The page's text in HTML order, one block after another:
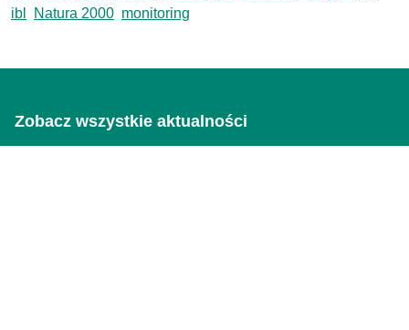
ibl
Natura 2000 monitoring
Zobacz wszystkie aktualności